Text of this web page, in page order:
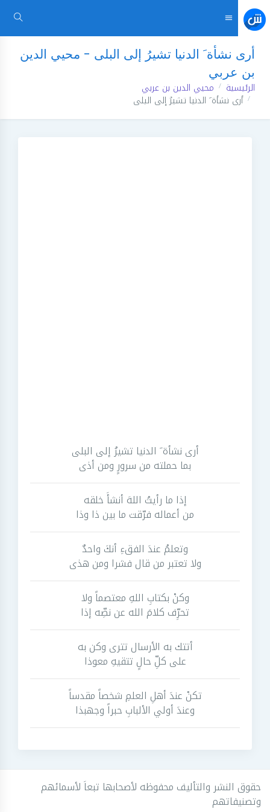
أرى نشأة َ الدنيا تشيرُ إلى البلى - محيي الدين
بن عربي
الرئيسية محيي الدين بن عربي
أرى نشأة َ الدنيا تشيرُ إلى البلى
أرى نشأة َ الدنيا تشيرُ إلى البلى
بما حملته من سرورٍ ومن أذى
إذا ما رأيتُ اللهَ أنشأَ خلقه
من أعماله فرّقت ما بين ذا وذا
وتعلمُ عندَ الفقءِ أنكَ واحدٌ
ولا تعتبر من قال فشرا ومن هذى
وكنْ بكتابِ اللهِ معتصماً ولا
تحرِّف كلامَ الله عن نصِّه إذا
أتتك به الأرسال تترى وكن به
على كلِّ حالٍ تتقيهِ معوذا
تكنْ عندَ أهلِ العلمِ شخصاً مقدساً
وعندَ أولي الألبابِ حبراً وجهبذا
حقوق النشر والتأليف محفوظه لأصحابها تبعاَ لأسمائهم
وتصنيفاتهم